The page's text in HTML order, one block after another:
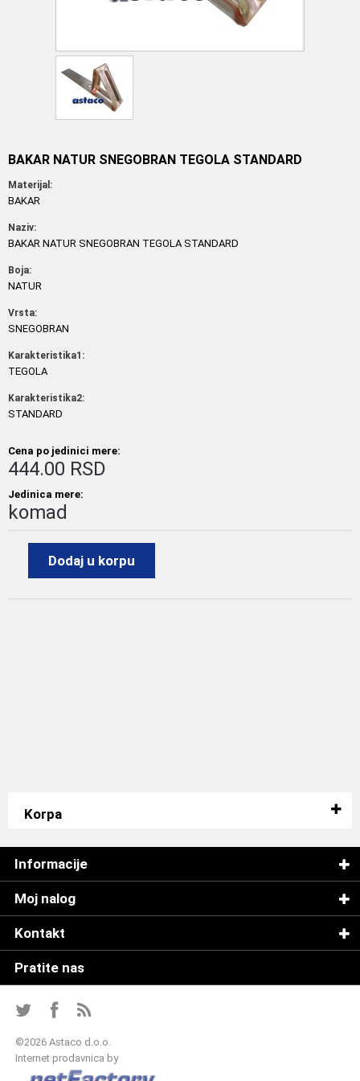
BAKAR NATUR SNEGOBRAN TEGOLA STANDARD
Materijal:
BAKAR
Naziv:
BAKAR NATUR SNEGOBRAN TEGOLA STANDARD
Boja:
NATUR
Vrsta:
SNEGOBRAN
Karakteristika1:
TEGOLA
Karakteristika2:
STANDARD
Cena po jedinici mere:
444.00 RSD
Jedinica mere:
komad
Dodaj u korpu
Korpa
Informacije
Moj nalog
Kontakt
Pratite nas
©2026 Astaco d.o.o.
Internet prodavnica by